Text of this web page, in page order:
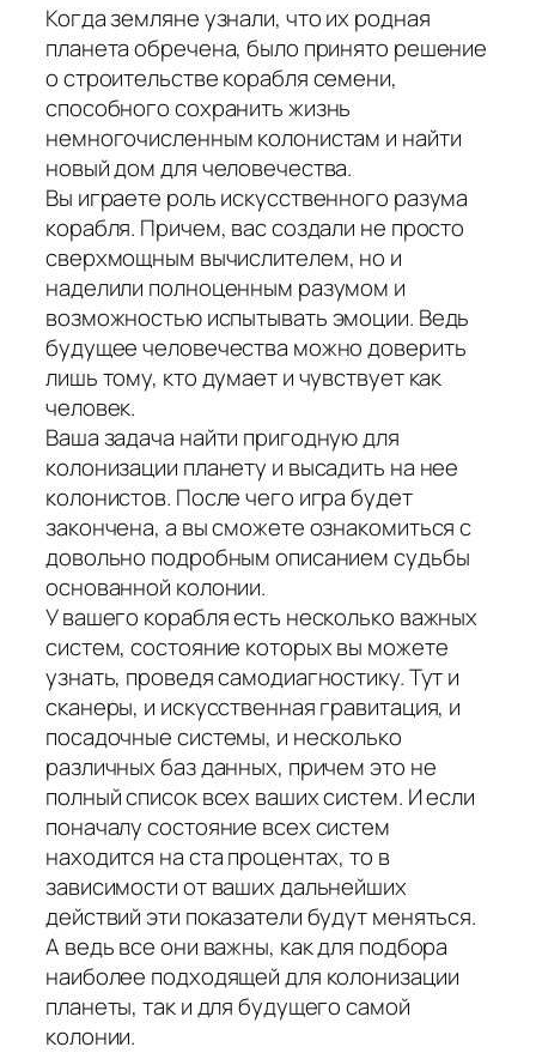
Когда земляне узнали, что их родная
планета обречена, было принято решение
о строительстве корабля семени,
способного сохранить жизнь
немногочисленным колонистам и найти
новый дом для человечества.
Вы играете роль искусственного разума
корабля. Причем, вас создали не просто
сверхмощным вычислителем, но и
наделили полноценным разумом и
возможностью испытывать эмоции. Ведь
будущее человечества можно доверить
лишь тому, кто думает и чувствует как
человек.
Ваша задача найти пригодную для
колонизации планету и высадить на нее
колонистов. После чего игра будет
закончена, а вы сможете ознакомиться с
довольно подробным описанием судьбы
основанной колонии.
У вашего корабля есть несколько важных
систем, состояние которых вы можете
узнать, проведя самодиагностику. Тут и
сканеры, и искусственная гравитация, и
посадочные системы, и несколько
различных баз данных, причем это не
полный список всех ваших систем. И если
поначалу состояние всех систем
находится на ста процентах, то в
зависимости от ваших дальнейших
действий эти показатели будут меняться.
А ведь все они важны, как для подбора
наиболее подходящей для колонизации
планеты, так и для будущего самой
колонии.